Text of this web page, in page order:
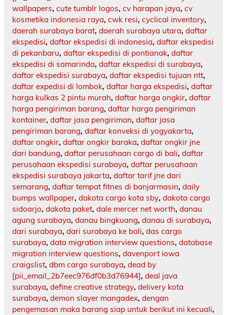
wallpapers, cute tumblr logos, cv harapan jaya, cv
kosmetika indonesia raya, cwk resi, cyclical inventory,
daerah surabaya barat, daerah surabaya utara, daftar
ekspedisi, daftar ekspedisi di indonesia, daftar ekspedisi
di pekanbaru, daftar ekspedisi di pontianak, daftar
ekspedisi di samarinda, daftar ekspedisi di surabaya,
daftar ekspedisi surabaya, daftar ekspedisi tujuan ntt,
daftar expedisi di lombok, daftar harga ekspedisi, daftar
harga kulkas 2 pintu murah, daftar harga ongkir, daftar
harga pengiriman barang, daftar harga pengiriman
kontainer, daftar jasa pengiriman, daftar jasa
pengiriman barang, daftar konveksi di yogyakarta,
daftar ongkir, daftar ongkir baraka, daftar ongkir jne
dari bandung, daftar perusahaan cargo di bali, daftar
perusahaan ekspedisi surabaya, daftar perusahaan
ekspedisi surabaya jakarta, daftar tarif jne dari
semarang, daftar tempat fitnes di banjarmasin, daily
bumps wallpaper, dakota cargo kota sby, dakota cargo
sidoarjo, dakota paket, dale mercer net worth, danau
agung surabaya, danau bingkuang, danau di surabaya,
dari surabaya, dari surabaya ke bali, das cargo
surabaya, data migration interview questions, database
migration interview questions, davenport iowa
craigslist, dbm cargo surabaya, dead by
[pii_email_2b7eec976df0b3d76944], deal java
surabaya, define creative strategy, delivery kota
surabaya, demon slayer mangadex, dengan
pengemasan maka barang siap untuk berikut ini kecuali,